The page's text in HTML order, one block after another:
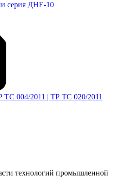
серия ДНЕ-10
ТС 004/2011 | ТР ТС 020/2011
технологий промышленной